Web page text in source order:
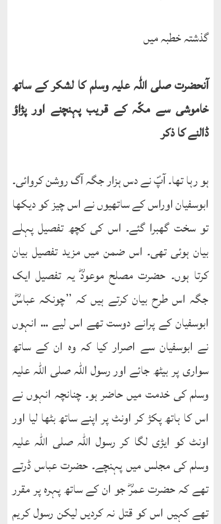
دریچۂ
متفرق
مِرقاتُ
الیقین
نورالدّین
متفرق
کتب
گذشتہ خطبہ میں
آنحضرت صلی اللہ علیہ وسلم کا لشکر کے ساتھ
خاموشی سے مکّہ کے قریب پہنچنے اور پڑاؤ
ڈالنے کا ذکر
ہو رہا تھا۔ آپؐ نے دس ہزار جگہ آگ روشن کروائی۔
ابوسفیان اوراس کے ساتھیوں نے اس چیز کو دیکھا
تو سخت گھبرا گئے۔ اس کی کچھ تفصیل پہلے
بیان ہوئی تھی۔ اس ضمن میں مزید تفصیل بیان
کرتا ہوں۔ حضرت مصلح موعودؓ یہ تفصیل ایک
جگہ اس طرح بیان کرتے ہیں کہ ’’چونکہ عباسؓ
ابوسفیان کے پرانے دوست تھے اس لیے … انہوں
نے ابوسفیان سے اصرار کیا کہ وہ ان کے ساتھ
سواری پر بیٹھ جائے اور رسول اللہ صلی اللہ علیہ
وسلم کی خدمت میں حاضر ہو۔ چنانچہ انہوں نے
اس کا ہاتھ پکڑ کر اونٹ پر اپنے ساتھ بٹھا لیا اور
اونٹ کو ایڑی لگا کر رسول اللہ صلی اللہ علیہ
وسلم کی مجلس میں پہنچے۔ حضرت عباس ڈرتے
تھے کہ حضرت عمرؓ جو ان کے ساتھ پہرہ پر مقرر
تھے کہیں اس کو قتل نہ کردیں لیکن رسول کریم